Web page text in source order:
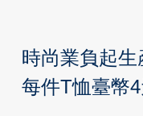
時尚業負起
每件T恤臺幣